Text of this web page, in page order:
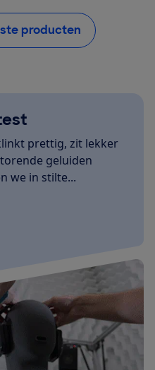
producten
prettig, zit lekker
geluiden
we in stilte...